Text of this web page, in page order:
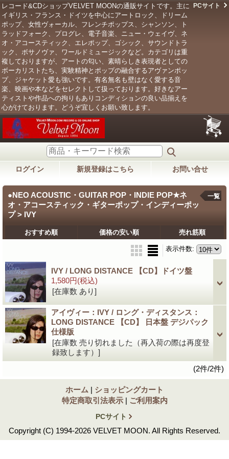
レコード&CDショップVELVET MOONの通販サイトです。主に
イギリス・フランス・ドイツを中心にアートロック、ドリーム
ポップ、女性ヴォーカル、フレンチポップス、シャンソン、ト
ラッドフォーク、プログレ、電子音楽、ニュー・ウェイヴ、ネ
オ・アコースティック、エレポップ、ゴシック、サウンドトラ
ック、ボサノヴァ、ワールドミュージックなど。カテゴリは重
複しておりますが、アートの匂い、素晴らしき表現者としての
ボーカリストたち、実験精神とポップの融合するアヴァンポッ
プ、ジャケット愛も強いです。有名無名も壁はなく愛する音
楽、映画や本などをセレクトして扱っております。好きなアー
ティストや作品への拘りもありコンディションの良い品揃えを
心がけております。どうぞ宜しくお願い致します。
PCサイト
ログイン 新規登録はこちら お問い合せ
●NEO ACOUSTIC・GUITAR POP・INDIE POP★ネ
オ・アコースティック・ギターポップ・インディーポッ
プ > IVY
一覧
おすすめ順 価格の安い順 売れ筋順
表示件数:
IVY / LONG DISTANCE 【CD】ドイツ盤
1,580円(税込)
[在庫数 あり]
アイヴィー：IVY / ロング・ディスタンス：
LONG DISTANCE 【CD】 日本盤 デジパック
仕様版
[在庫数 売り切れました（再入荷の際は再度登
録致します）]
(2件/2件)
ホーム | ショッピングカート
特定商取引法表示 | ご利用案内
PCサイト
Copyright (C) 1994-2026 VELVET MOON. All Rights Reserved.